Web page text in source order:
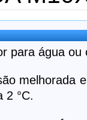
para água ou
melhorada
2 °C.